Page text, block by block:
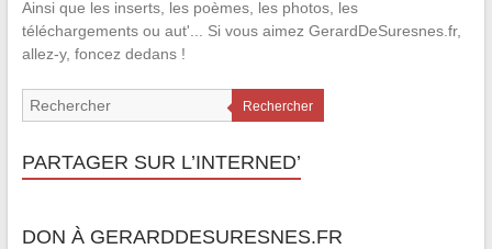
Ainsi que les inserts, les poèmes, les photos, les
téléchargements ou aut'... Si vous aimez GerardDeSuresnes.fr,
allez-y, foncez dedans !
Rechercher
PARTAGER SUR L’INTERNED’
DON À GERARDDESURESNES.FR